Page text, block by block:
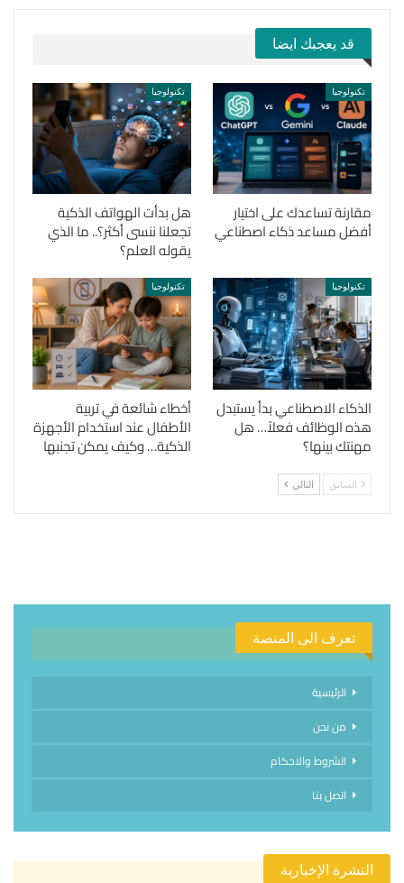
قد يعجبك ايضا
تكنولوجيا
مقارنة تساعدك على اختيار
أفضل مساعد ذكاء اصطناعي
تكنولوجيا
هل بدأت الهواتف الذكية
تجعلنا ننسى أكثر؟.. ما الذي
يقوله العلم؟
تكنولوجيا
الذكاء الاصطناعي بدأ يستبدل
هذه الوظائف فعلاً… هل
مهنتك بينها؟
تكنولوجيا
أخطاء شائعة في تربية
الأطفال عند استخدام الأجهزة
الذكية… وكيف يمكن تجنبها
السابق التالي
تعرف الى المنصة
الرئيسية
من نحن
الشروط والاحكام
اتصل بنا
النشرة الإخبارية